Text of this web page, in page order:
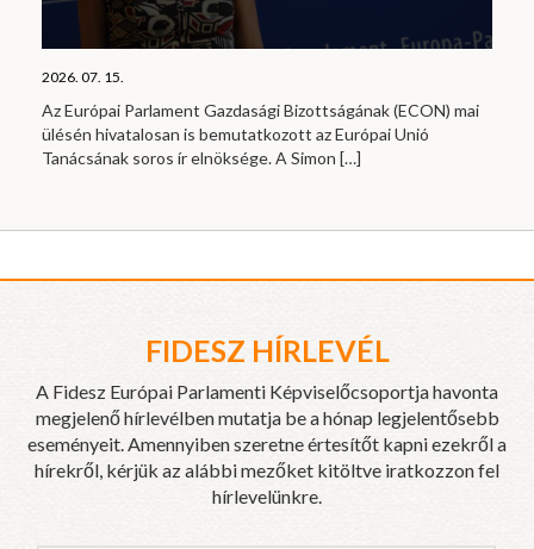
2026. 07. 15.
Az Európai Parlament Gazdasági Bizottságának (ECON) mai
ülésén hivatalosan is bemutatkozott az Európai Unió
Tanácsának soros ír elnöksége. A Simon […]
FIDESZ HÍRLEVÉL
A Fidesz Európai Parlamenti Képviselőcsoportja havonta
megjelenő hírlevélben mutatja be a hónap legjelentősebb
eseményeit. Amennyiben szeretne értesítőt kapni ezekről a
hírekről, kérjük az alábbi mezőket kitöltve iratkozzon fel
hírlevelünkre.